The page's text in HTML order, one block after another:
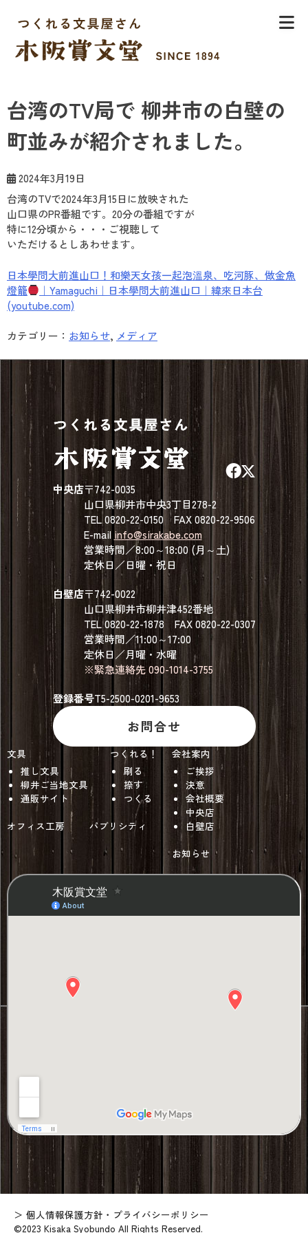
Skip
content
台湾のTV局で 柳井市の白壁の
町並みが紹介されました。
2024年3月19日
台湾のTVで2024年3月15日に放映された
山口県のPR番組です。20分の番組ですが
特に12分頃から・・・ご視聴して
いただけるとしあわせます。
日本學問大前進山口！和樂天女孩一起泡溫泉、吃河豚、做金魚
燈籠
｜Yamaguchi｜日本學問大前進山口｜緯來日本台
(youtube.com)
カテゴリー： お知らせ, メディア
中央店〒742-0035
山口県柳井市中央3丁目278-2
TEL 0820-22-0150 FAX 0820-22-9506
E-mail info@sirakabe.com
営業時間／8:00～18:00 (月～土)
定休日／日曜・祝日
白壁店〒742-0022
山口県柳井市柳井津452番地
TEL 0820-22-1878 FAX 0820-22-0307
営業時間／11:00～17:00
定休日／月曜・水曜
※緊急連絡先 090-1014-3755
登録番号T5-2500-0201-9653
お問合せ
文具
推し文具
柳井ご当地文具
通販サイト
つくれる！
刷る
捺す
つくる
会社案内
ご挨拶
決意
会社概要
中央店
白壁店
オフィス工房
パブリシティ
お知らせ
個人情報保護方針・プライバシーポリシー
©2023 Kisaka Syobundo All Rights Reserved.